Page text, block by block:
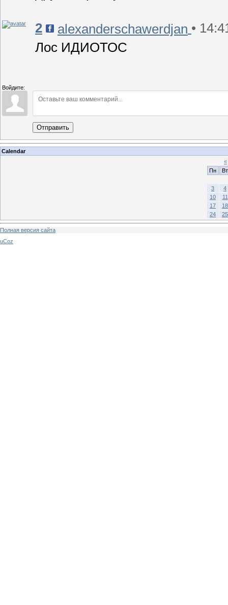
2 alexanderschawerdjan •
Лос ИДИОТОС
Войдите:
Отправить
Calendar
«
Пн
Вт
3
4
10
11
17
18
24
25
Полная версия сайта
uCoz